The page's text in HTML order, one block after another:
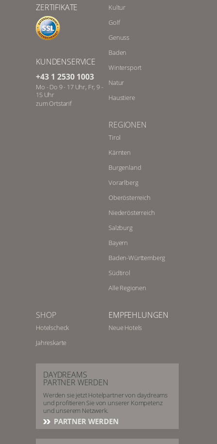
ZERTIFIKATE
KUNDENSERVICE
+43 1 2530 1003
Mo - Do 9 - 17 Uhr, Fr, 9 -
15 Uhr
zum Ortstarif
Kultur
Golf
Genuss
Baden
Wintersport
Natur
Haustiere
REGIONEN
Tirol
Kärnten
Burgenland
Vorarlberg
Oberösterreich
Niederösterreich
Salzburg
Bayern
Baden-Württemberg
Südtirol
Alle Regionen
SHOP
Hotelscheck
Jahreskarte
EMPFEHLUNGEN
Neue Hotels
DAYDREAMS
PARTNER WERDEN
Werden sie jetzt Hotelpartner von daydreams
und profitieren Sie von unserer Kompetenz
und unserem Netzwerk.
PARTNER WERDEN